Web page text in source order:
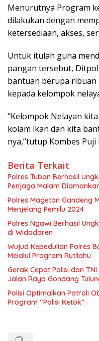
Menurutnya Program
dilakukan dengan
ketersediaan, akses,
Untuk itulah guna
pangan tersebut,
bantuan berupa
kepada kelompok
“Kelompok Nelayan
kolam ikan dan kita
nya,”tutup Kombes Puji
Berita Terkait
Polres Tuban Berhasil
Penjaga Malam
Polres Magetan Gandeng
Menjelang Pemilu 2024
Polres Ngawi Berhasil
di Widodaren
Wujud Kepedulian Polres
Melalui Program Rutilahu
Gerak Cepat Polisi dan
Jalan Raya Gondang
Polisi Optimalkan Patroli
Program “Polisi Ketok”